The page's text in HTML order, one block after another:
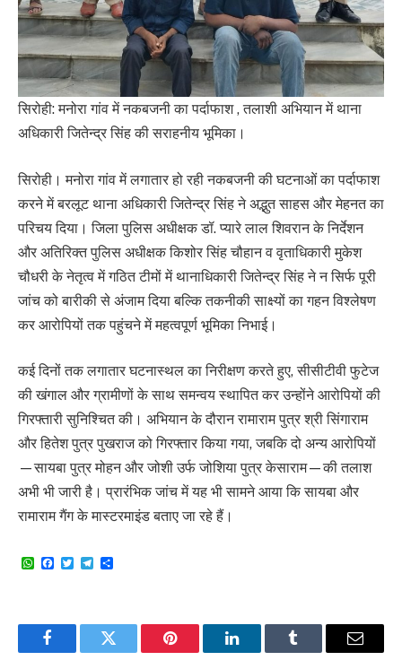
सिरोही: मनोरा गांव में नकबजनी का पर्दाफाश , तलाशी अभियान में थाना
अधिकारी जितेन्द्र सिंह की सराहनीय भूमिका।
सिरोही। मनोरा गांव में लगातार हो रही नकबजनी की घटनाओं का पर्दाफाश
करने में बरलूट थाना अधिकारी जितेन्द्र सिंह ने अद्भुत साहस और मेहनत का
परिचय दिया। जिला पुलिस अधीक्षक डॉ. प्यारे लाल शिवरान के निर्देशन
और अतिरिक्त पुलिस अधीक्षक किशोर सिंह चौहान व वृताधिकारी मुकेश
चौधरी के नेतृत्व में गठित टीमों में थानाधिकारी जितेन्द्र सिंह ने न सिर्फ पूरी
जांच को बारीकी से अंजाम दिया बल्कि तकनीकी साक्ष्यों का गहन विश्लेषण
कर आरोपियों तक पहुंचने में महत्वपूर्ण भूमिका निभाई।
कई दिनों तक लगातार घटनास्थल का निरीक्षण करते हुए, सीसीटीवी फुटेज
की खंगाल और ग्रामीणों के साथ समन्वय स्थापित कर उन्होंने आरोपियों की
गिरफ्तारी सुनिश्चित की। अभियान के दौरान रामाराम पुत्र श्री सिंगाराम
और हितेश पुत्र पुखराज को गिरफ्तार किया गया, जबकि दो अन्य आरोपियों
—सायबा पुत्र मोहन और जोशी उर्फ जोशिया पुत्र केसाराम—की तलाश
अभी भी जारी है। प्रारंभिक जांच में यह भी सामने आया कि सायबा और
रामाराम गैंग के मास्टरमाइंड बताए जा रहे हैं।
WhatsApp
Facebook
TwitterTelegram
FacebookTwitter Pinterest LinkedInTumblr Email